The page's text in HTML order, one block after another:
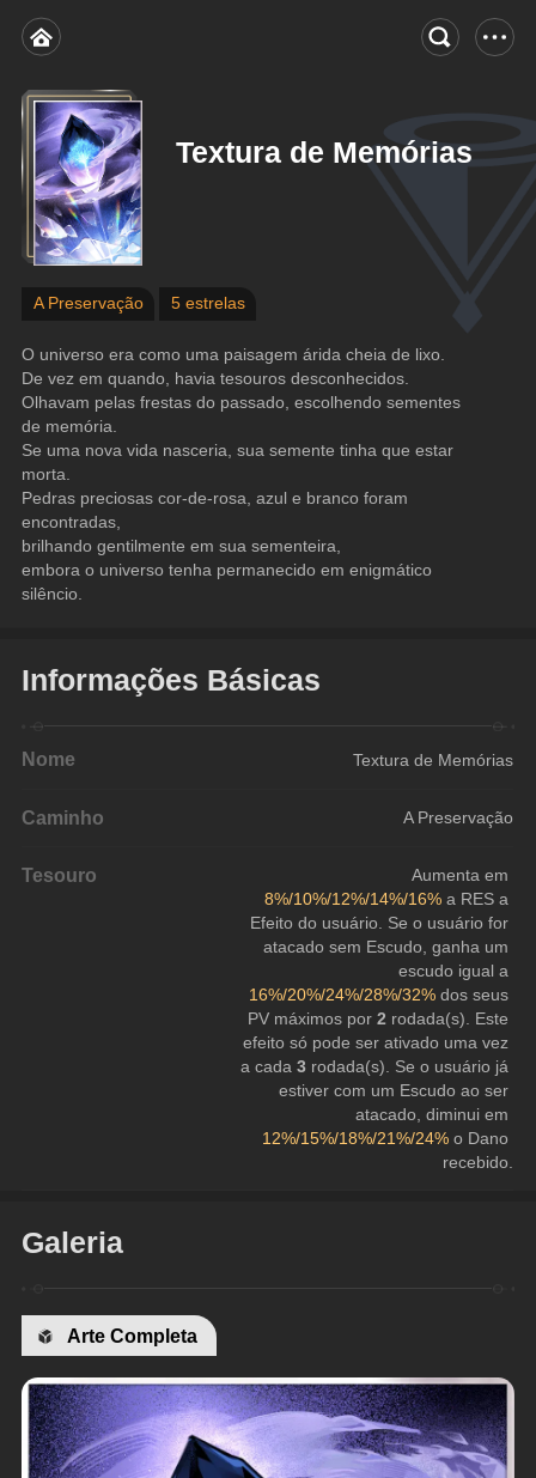
Textura de Memórias
A Preservação 5 estrelas
O universo era como uma paisagem árida cheia de lixo.
De vez em quando, havia tesouros desconhecidos.
Olhavam pelas frestas do passado, escolhendo sementes
de memória.
Se uma nova vida nasceria, sua semente tinha que estar
morta.
Pedras preciosas cor-de-rosa, azul e branco foram
encontradas,
brilhando gentilmente em sua sementeira,
embora o universo tenha permanecido em enigmático
silêncio.
Informações Básicas
Nome Textura de Memórias
Caminho A Preservação
Tesouro
Aumenta em
8%/10%/12%/14%/16% a RES a
Efeito do usuário. Se o usuário for
atacado sem Escudo, ganha um
escudo igual a
16%/20%/24%/28%/32% dos seus
PV máximos por 2 rodada(s). Este
efeito só pode ser ativado uma vez
a cada 3 rodada(s). Se o usuário já
estiver com um Escudo ao ser
atacado, diminui em
12%/15%/18%/21%/24% o Dano
recebido.
Galeria
Arte Completa